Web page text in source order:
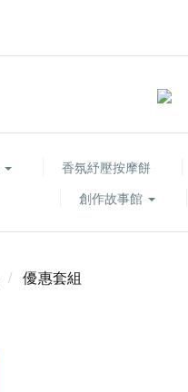
香氛紓壓按摩餅
創作故事館
優惠套組